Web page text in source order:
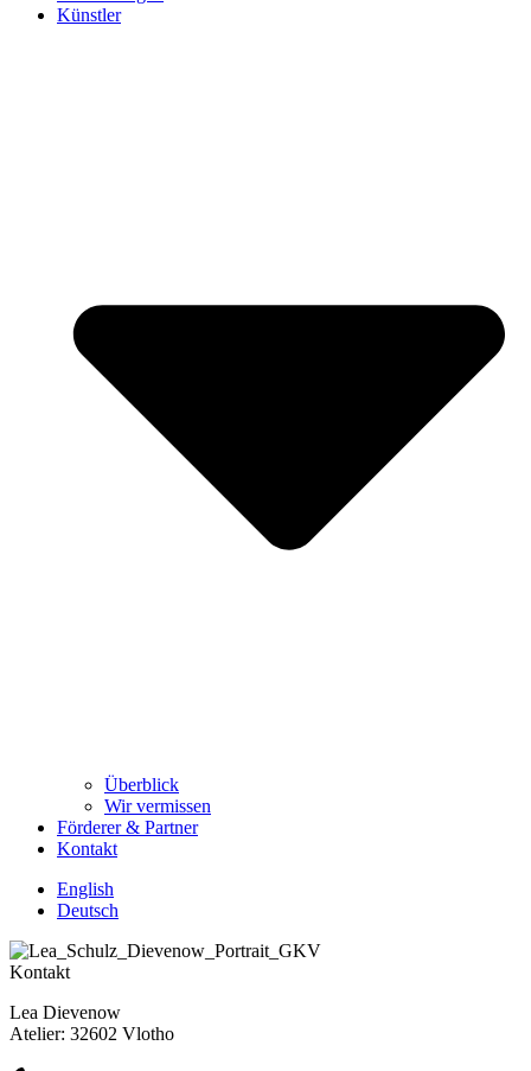
Künstler
Überblick
Wir vermissen
Förderer & Partner
Kontakt
English
Deutsch
Kontakt
Lea Dievenow
Atelier: 32602 Vlotho